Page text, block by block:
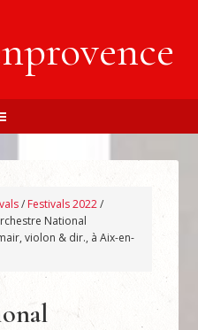
/ Festivals 2022/
National
violon & dir., à Aix-en-